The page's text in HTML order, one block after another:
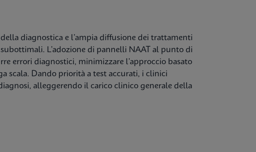
diagnostica e l’ampia diffusione dei trattamenti
L’adozione di pannelli NAAT al punto di
errori diagnostici, minimizzare l’approccio basato
scala. Dando priorità a test accurati, i clinici
alleggerendo il carico clinico generale della